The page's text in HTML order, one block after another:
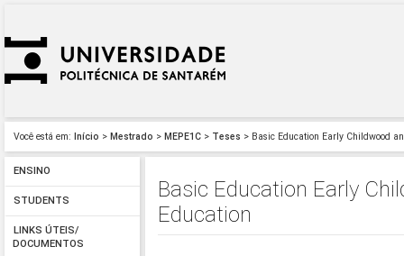
Você está em: Início > Mestrado > MEPE1C > Teses > Basic Education Early Childwood
ENSINO
STUDENTS
LINKS ÚTEIS/
DOCUMENTOS
Basic Education Early
Education